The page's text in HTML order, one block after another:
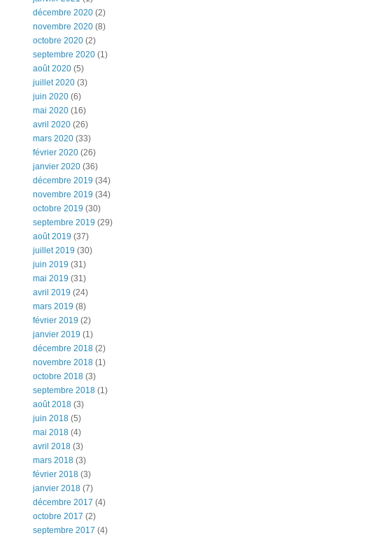
décembre 2020 (2)
novembre 2020 (8)
octobre 2020 (2)
septembre 2020 (1)
août 2020 (5)
juillet 2020 (3)
juin 2020 (6)
mai 2020 (16)
avril 2020 (26)
mars 2020 (33)
février 2020 (26)
janvier 2020 (36)
décembre 2019 (34)
novembre 2019 (34)
octobre 2019 (30)
septembre 2019 (29)
août 2019 (37)
juillet 2019 (30)
juin 2019 (31)
mai 2019 (31)
avril 2019 (24)
mars 2019 (8)
février 2019 (2)
janvier 2019 (1)
décembre 2018 (2)
novembre 2018 (1)
octobre 2018 (3)
septembre 2018 (1)
août 2018 (3)
juin 2018 (5)
mai 2018 (4)
avril 2018 (3)
mars 2018 (3)
février 2018 (3)
janvier 2018 (7)
décembre 2017 (4)
octobre 2017 (2)
septembre 2017 (4)